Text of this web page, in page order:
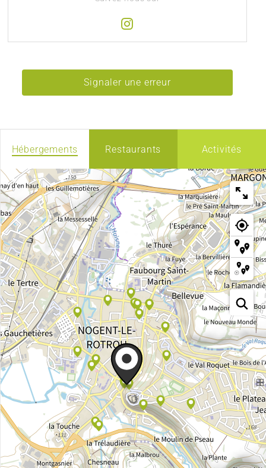
Signaler une erreur
Hébergements Restaurants Activités